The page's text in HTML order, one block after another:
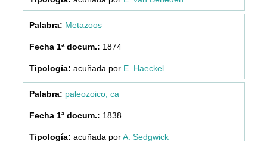
Metazoos
1874
acuñada por E. Haeckel
paleozoico, ca
1838
acuñada porA. Sedgwick